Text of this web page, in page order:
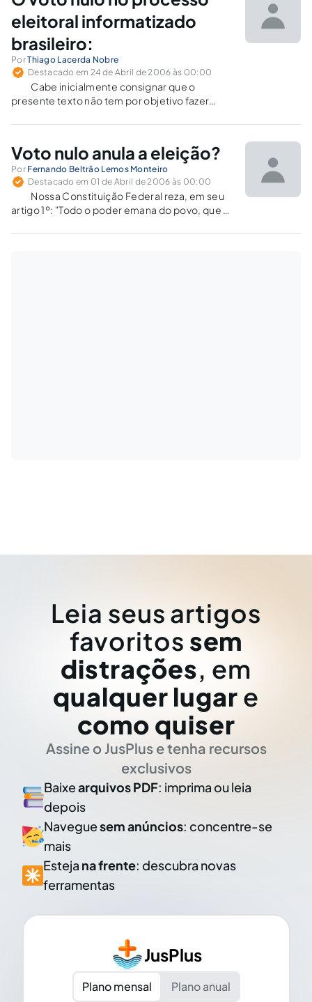
eleitoral informatizado
brasileiro:
PorThiago Lacerda Nobre
Destacado em 24 de Abril de 2006 às 00:00
Cabe inicialmente consignar que o
presente texto não tem por objetivo fazer
condena-lo, mas apenas de esclarecer ao
quando do exercício de sua cidadania.
Falar em cidadania é…
Voto nulo anula a eleição?
Por Fernando Beltrão Lemos Monteiro
Destacado em 01 de Abril de 2006 às 00:00
Nossa Constituição Federal reza, em seu
artigo 1º: "Todo o poder emana do povo, que o
diretamente, nos termos desta Constituição".
Leia seus artigos
favoritos sem
distrações, em
qualquer lugar e
como quiser
Assine o JusPlus e tenha recursos
exclusivos
Baixearquivos PDF: imprima ou leia
depois
Naveguesem anúncios: concentre-se
mais
Esteja na frente: descubra novas
ferramentas
JusPlus
Plano mensal
Plano anual